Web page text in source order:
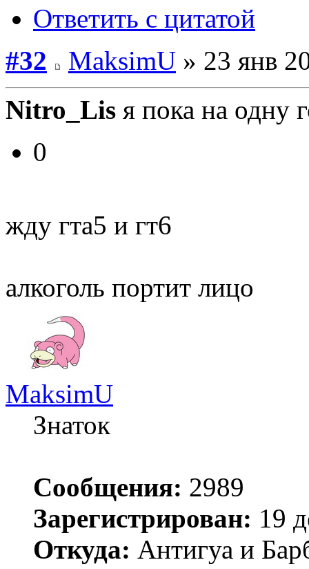
Ответить с цитатой
#32
MaksimU » 23 янв
Nitro_Lis я пока на одну
0
жду гта5 и гт6
алкоголь портит лицо
MaksimU
Знаток
Сообщения: 2989
Зарегистрирован: 19
Откуда: Антигуа и